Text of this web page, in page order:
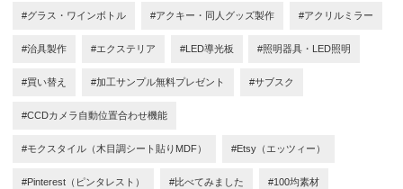
#グラス・ワインボトル #アクキー・同人グッズ製作 #アクリルミラー
#治具製作 #エクステリア #LED導光板 #照明器具・LED照明
#買い替え #加工サンプル無料プレゼント #サブスク
#CCDカメラ自動位置合わせ機能
#モクスタイル（木目調シート貼りMDF） #Etsy（エッツィー）
#Pinterest（ピンタレスト） #比べてみました #100均素材